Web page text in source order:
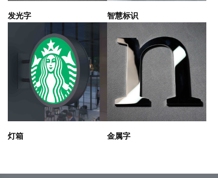
发光字 智慧标识
灯箱 金属字